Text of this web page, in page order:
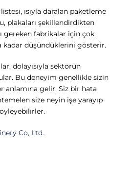
ısıyla daralan paketleme
plakaları şekillendirdikten
gereken fabrikalar için çok
kadar düşündüklerini gösterir.
dolayısıyla sektörün
Bu deneyim genellikle sizin
anlamına gelir. Siz bir hata
size neyin işe yarayıp
Co, Ltd.